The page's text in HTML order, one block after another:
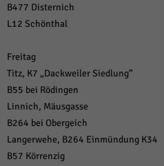
B477 Disternich
L12 Schönthal
Freitag
Titz, K7 „Dackweiler Siedlung“
B55 bei Rödingen
Linnich, Mäusgasse
B264 bei Obergeich
Langerwehe, B264 Einmündung K34
B57 Körrenzig